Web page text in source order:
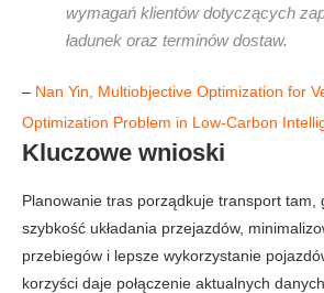
wymagań klientów dotyczących
ładunek oraz terminów dostaw.
– Nan Yin, Multiobjective Optimization for
Optimization Problem in Low-Carbon
Kluczowe wnioski
Planowanie tras porządkuje transport tam,
szybkość układania przejazdów,
przebiegów i lepsze wykorzystanie
korzyści daje połączenie aktualnych